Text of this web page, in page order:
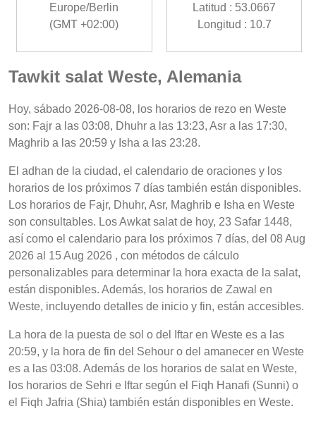
Europe/Berlin
(GMT +02:00)
Latitud : 53.0667
Longitud : 10.7
Tawkit salat Weste, Alemania
Hoy, sábado 2026-08-08, los horarios de rezo en Weste
son: Fajr a las 03:08, Dhuhr a las 13:23, Asr a las 17:30,
Maghrib a las 20:59 y Isha a las 23:28.
El adhan de la ciudad, el calendario de oraciones y los
horarios de los próximos 7 días también están disponibles.
Los horarios de Fajr, Dhuhr, Asr, Maghrib e Isha en Weste
son consultables. Los Awkat salat de hoy, 23 Safar 1448,
así como el calendario para los próximos 7 días, del 08 Aug
2026 al 15 Aug 2026 , con métodos de cálculo
personalizables para determinar la hora exacta de la salat,
están disponibles. Además, los horarios de Zawal en
Weste, incluyendo detalles de inicio y fin, están accesibles.
La hora de la puesta de sol o del Iftar en Weste es a las
20:59, y la hora de fin del Sehour o del amanecer en Weste
es a las 03:08. Además de los horarios de salat en Weste,
los horarios de Sehri e Iftar según el Fiqh Hanafi (Sunni) o
el Fiqh Jafria (Shia) también están disponibles en Weste.